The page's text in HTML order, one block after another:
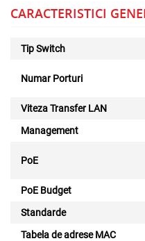
CARACTERISTICI
Tip Switch
Numar Porturi
Viteza Transfer LAN
Management
PoE
PoE Budget
Standarde
Tabela de adrese MAC